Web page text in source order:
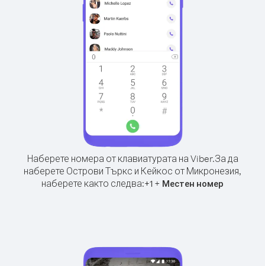
Наберете номера от клавиатурата на Viber.За да
наберете Острови Търкс и Кейкос от Микронезия,
наберете както следва:+1 + Местен номер